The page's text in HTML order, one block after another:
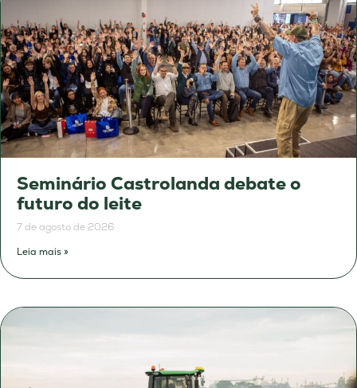
Seminário Castrolanda debate o
futuro do leite
7 de agosto de 2026
Leia mais »